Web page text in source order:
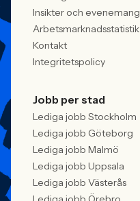
Insikter och evenemang
Arbetsmarknadsstatistik
Kontakt
Integritetspolicy
Jobb per stad
Lediga jobb Stockholm
Lediga jobb Göteborg
Lediga jobb Malmö
Lediga jobb Uppsala
Lediga jobb Västerås